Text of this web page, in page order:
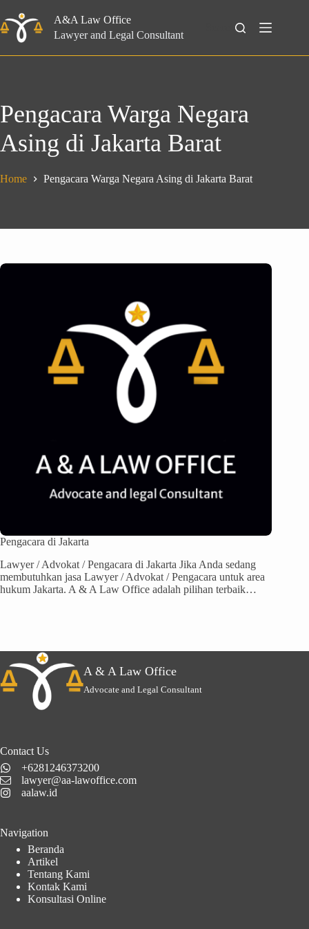
to
content
A&A Law Office
Lawyer and Legal Consultant
Search
Pengacara Warga Negara
Asing di Jakarta Barat
Home Pengacara Warga Negara Asing di Jakarta Barat
Pengacara di Jakarta
Lawyer / Advokat / Pengacara di Jakarta Jika Anda sedang
membutuhkan jasa Lawyer / Advokat / Pengacara untuk area
hukum Jakarta. A & A Law Office adalah pilihan terbaik…
A & A Law Office
Advocate and Legal Consultant
Contact Us
+6281246373200
lawyer@aa-lawoffice.com
aalaw.id
Navigation
Beranda
Artikel
Tentang Kami
Kontak Kami
Konsultasi Online